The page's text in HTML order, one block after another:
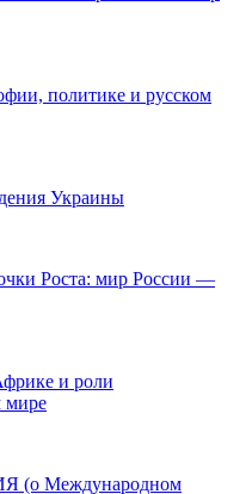
политике и русском
Украины
Роста: мир России —
и роли
мире
Международном